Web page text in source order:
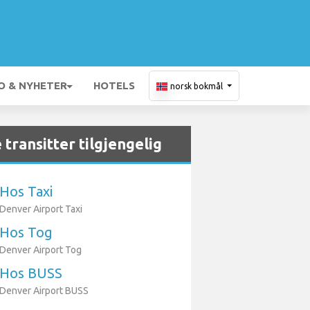
& NYHETER HOTELS norsk bokmål
transitter tilgjengelig
Hos Taxi
Denver Airport Taxi
Hos Tog
Denver Airport Tog
Hos BUSS
Denver Airport BUSS